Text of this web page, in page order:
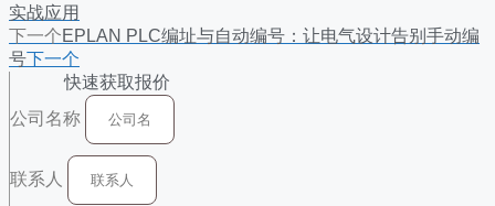
实战应用
下一个EPLAN PLC编址与自动编号：让电气设计告别手动编
号下一个
快速获取报价
公司名称
联系人